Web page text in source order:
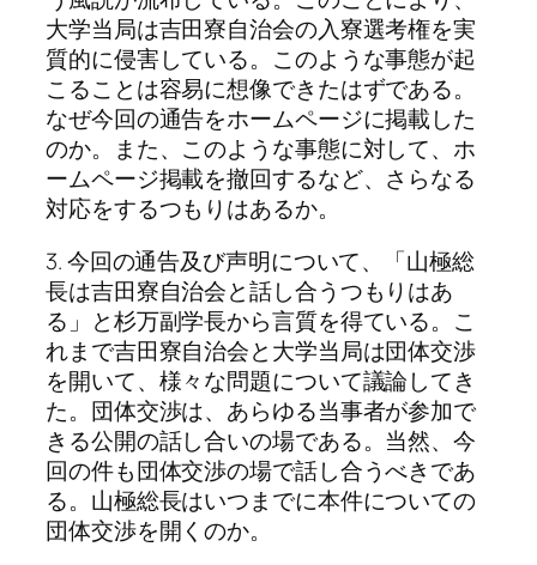
大学当局は吉田寮自治会の入寮選考権を実
質的に侵害している。このような事態が起
こることは容易に想像できたはずである。
なぜ今回の通告をホームページに掲載した
のか。また、このような事態に対して、ホ
ームページ掲載を撤回するなど、さらなる
対応をするつもりはあるか。
3. 今回の通告及び声明について、「山極総
長は吉田寮自治会と話し合うつもりはあ
る」と杉万副学長から言質を得ている。こ
れまで吉田寮自治会と大学当局は団体交渉
を開いて、様々な問題について議論してき
た。団体交渉は、あらゆる当事者が参加で
きる公開の話し合いの場である。当然、今
回の件も団体交渉の場で話し合うべきであ
る。山極総長はいつまでに本件についての
団体交渉を開くのか。